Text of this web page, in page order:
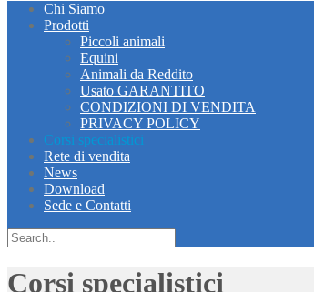
Chi Siamo
Prodotti
Piccoli animali
Equini
Animali da Reddito
Usato GARANTITO
CONDIZIONI DI VENDITA
PRIVACY POLICY
Corsi specialistici
Rete di vendita
News
Download
Sede e Contatti
Corsi specialistici